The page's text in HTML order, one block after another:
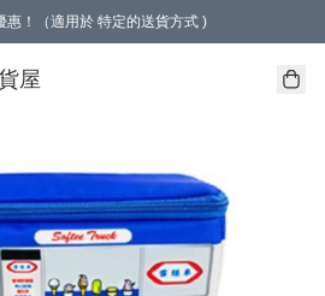
！（適用於 特定的送貨方式 )
屋